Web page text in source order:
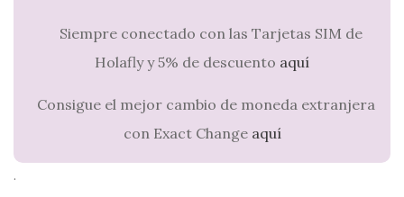
Siempre conectado con las Tarjetas SIM de
Holafly y 5% de descuento aquí
Consigue el mejor cambio de moneda extranjera
con Exact Change aquí
.